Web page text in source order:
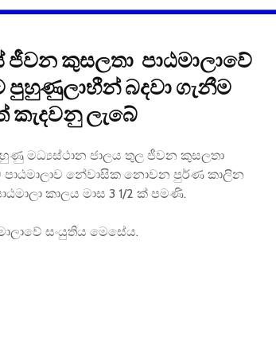
කුසලතා පාඨමාලාවේ
පුහුණුලාභීන් බදවා ගැනීම
කැදවනු ලැබේ
මධ්‍යස්ථාන ජාලය තුල ජීවන කුසලතා
පාඨමාලාව නේවාසික නොවන පුර්ණ කාලින
කාලය මාස 3 1/2 ක් පමණි.
සංයුතිය මෙසේය.